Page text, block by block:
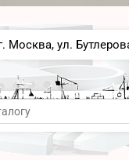
Москва, ул.